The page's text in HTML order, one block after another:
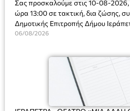
Σας προσκαλούμε στις 10-08-2026,
ώρα 13:00 σε τακτική, δια ζώσης,
Δημοτικής Επιτροπής Δήμου
στο Δημοτικό Κατάστημα,
και λήψη αποφάσεων στα
06/08/2026